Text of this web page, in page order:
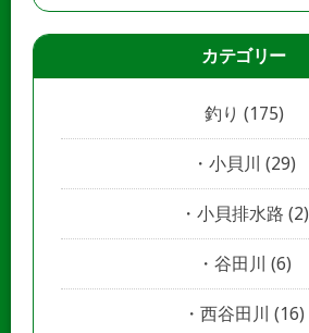
カテゴリー
釣り (175)
小貝川 (29)
小貝排水路 (2)
谷田川 (6)
西谷田川 (16)